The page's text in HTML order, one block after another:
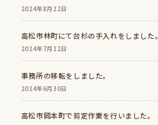
2024年8月22日
高松市林町にて台杉の手入れをしました。
2024年7月12日
事務所の移転をしました。
2024年6月30日
高松市岡本町で剪定作業を行いました。